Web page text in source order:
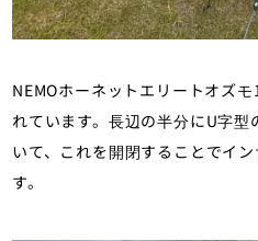
NEMOホーネットエリートオズ
れています。長辺の半分にU字
いて、これを開閉することでイ
す。